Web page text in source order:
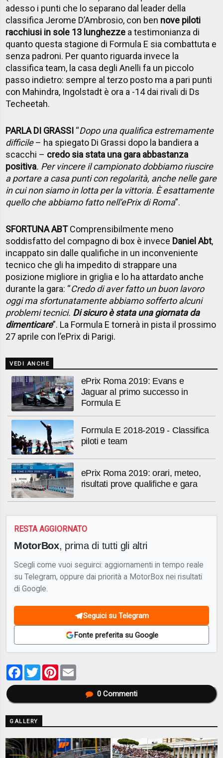
adesso i punti che lo separano dal leader della
classifica Jerome D’Ambrosio, con ben nove piloti
racchiusi in sole 13 lunghezze a testimonianza di
quanto questa stagione di Formula E sia combattuta e
senza padroni. Per quanto riguarda invece la
classifica team, la casa degli Anelli fa un piccolo
passo indietro: sempre al terzo posto ma a pari punti
con Mahindra, Ingolstadt è ora a -14 dai rivali di Ds
Techeetah.
PARLA DI GRASSI “Dopo una qualifica estremamente
difficile– ha spiegato Di Grassi dopo la bandiera a
scacchi – credo sia stata una gara abbastanza
positiva. Per vincere il campionato dobbiamo riuscire
a portare a casa punti con regolarità, anche nelle gare
in cui non siamo in lotta per la vittoria. È esattamente
quello che abbiamo fatto nell’ePrix di Roma”.
SFORTUNA ABTComprensibilmente meno
soddisfatto del compagno di box è invece Daniel Abt,
incappato sin dalle qualifiche in un inconveniente
tecnico che gli ha impedito di strappare una
posizione migliore in griglia e lo ha attardato anche
durante la gara: “Credo di aver fatto un buon lavoro
oggi ma sfortunatamente abbiamo sofferto alcuni
problemi tecnici. Di sicuro è stata una giornata da
dimenticare”. La Formula E tornerà in pista il prossimo
27 aprile con l’ePrix di Parigi.
VEDI ANCHE
ePrix Roma 2019: Evans e
Jaguar al primo successo in
Formula E
Formula E 2018-2019 - Classifica
piloti e team
ePrix Roma 2019: orari, meteo,
risultati prove qualifiche e gara
RESTA AGGIORNATO
MotorBox, prima di tutti gli altri
Scegli come vuoi seguirci: aggiornamenti in tempo reale
su Telegram, oppure dai priorità a MotorBox nei risultati
di Google.
Seguici su Telegram
Fonte preferita su Google
Facebook
TwitterPinterest
0Commenti
GALLERY